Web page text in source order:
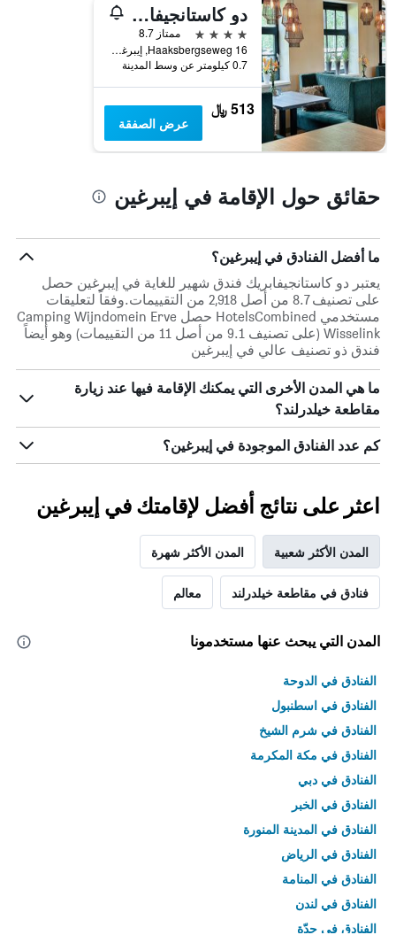
دو كاستانجيفابريك
4 نجوم
ممتاز 8.7
16 Haaksbergseweg, إيبرغين, مقاطعة خيلدرلند, هولندا
0.7 كيلومتر عن وسط المدينة
513 ﷼
عرض الصفقة
حقائق حول الإقامة في إيبرغين
ما أفضل الفنادق في إيبرغين؟
يعتبر دو كاستانجيفابريك فندق شهير للغاية في إيبرغين حصل
على تصنيف 8.7 من أصل 2,918 من التقييمات.وفقاً لتعليقات
مستخدمي HotelsCombined حصل Camping Wijndomein Erve
Wisselink (على تصنيف 9.1 من أصل 11 من التقييمات) وهو أيضاً
فندق ذو تصنيف عالي في إيبرغين
ما هي المدن الأخرى التي يمكنك الإقامة فيها عند زيارة
مقاطعة خيلدرلند؟
كم عدد الفنادق الموجودة في إيبرغين؟
اعثر على نتائج أفضل لإقامتك في إيبرغين
المدن الأكثر شعبية المدن الأكثر شهرة
فنادق في مقاطعة خيلدرلند معالم
المدن التي يبحث عنها مستخدمونا
الفنادق في الدوحة
الفنادق في اسطنبول
الفنادق في شرم الشيخ
الفنادق في مكة المكرمة
الفنادق في دبي
الفنادق في الخبر
الفنادق في المدينة المنورة
الفنادق في الرياض
الفنادق في المنامة
الفنادق في لندن
الفنادق في جدّة